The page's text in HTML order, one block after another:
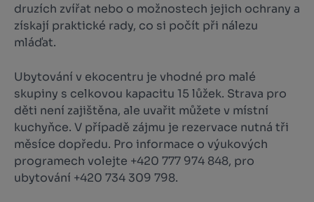
druzích zvířat nebo o možnostech jejich ochrany a
získají praktické rady, co si počít při nálezu
mláďat.
Ubytování v ekocentru je vhodné pro malé
skupiny s celkovou kapacitu 15 lůžek. Strava pro
děti není zajištěna, ale uvařit můžete v místní
kuchyňce. V případě zájmu je rezervace nutná tři
měsíce dopředu. Pro informace o výukových
programech volejte +420 777 974 848, pro
ubytování +420 734 309 798.